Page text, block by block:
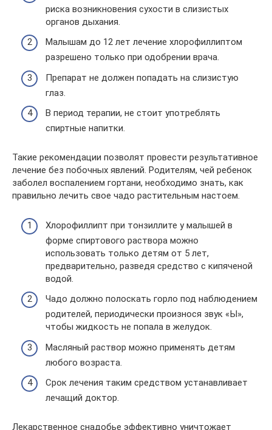
риска возникновения сухости в слизистых
органов дыхания.
Малышам до 12 лет лечение хлорофиллиптом
разрешено только при одобрении врача.
Препарат не должен попадать на слизистую
глаз.
В период терапии, не стоит употреблять
спиртные напитки.
Такие рекомендации позволят провести результативное
лечение без побочных явлений. Родителям, чей ребенок
заболел воспалением гортани, необходимо знать, как
правильно лечить свое чадо растительным настоем.
Хлорофиллипт при тонзиллите у малышей в
форме спиртового раствора можно
использовать только детям от 5 лет,
предварительно, разведя средство с кипяченой
водой.
Чадо должно полоскать горло под наблюдением
родителей, периодически произнося звук «Ы»,
чтобы жидкость не попала в желудок.
Масляный раствор можно применять детям
любого возраста.
Срок лечения таким средством устанавливает
лечащий доктор.
Лекарственное снадобье эффективно уничтожает